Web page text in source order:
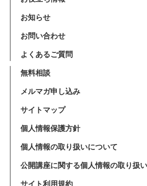
お知らせ
お問い合わせ
よくあるご質問
無料相談
メルマガ申し込み
サイトマップ
個人情報保護方針
個人情報の取り扱いについて
公開講座に関する個人情報の取り扱
サイト利用規約